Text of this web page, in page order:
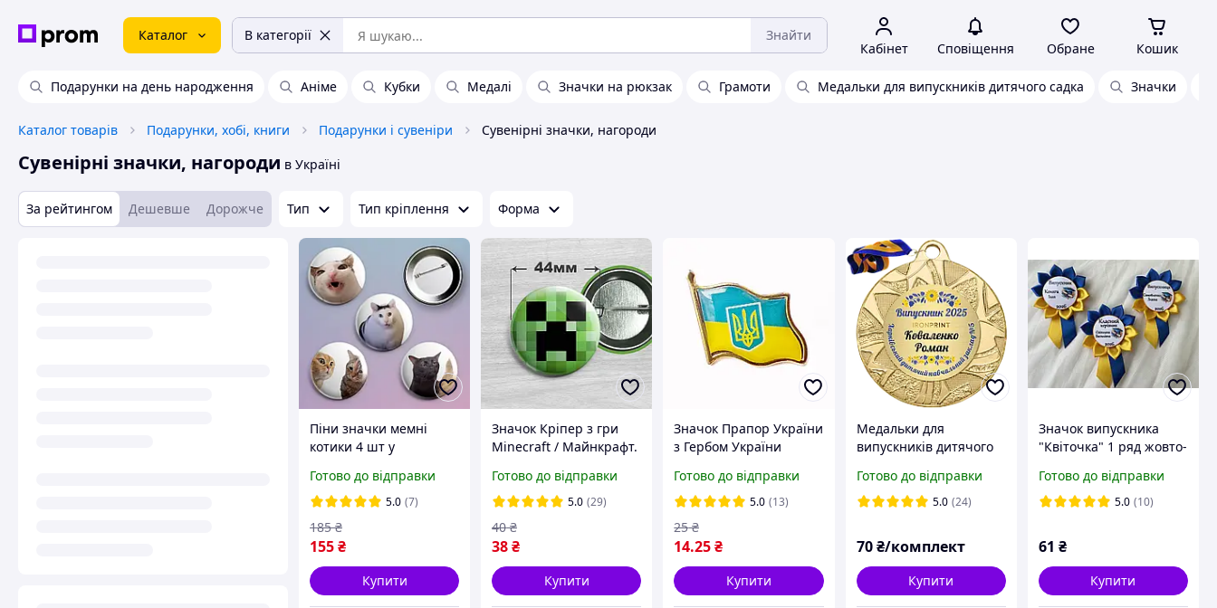
Каталог В категорії Знайти
Кабінет Сповіщення Обране Кошик
Подарунки на день народження Аніме Кубки Медалі Значки на рюкзак Грамоти Медальки для випускників дитячого садка Значки
Каталог товарів Подарунки, хобі, книги Подарунки і сувеніри Сувенірні значки, нагороди
Сувенірні значки, нагороди в Україні
За рейтингом Дешевше Дорожче Тип Тип кріплення Форма
Піни значки мемні
котики 4 шт у
Готово до відправки
5.0 (7)
155₴
185 ₴
Купити
Значок Кріпер з гри
Minecraft / Майнкрафт.
Готово до відправки
5.0 (29)
38₴
40 ₴
Купити
Значок Прапор України
з Гербом України
емальований
Готово до відправки
5.0 (13)
14.25₴
25 ₴
Купити
Медальки для
випускників дитячого
металеві медалі на
випускний у дитячому
випускникам у садок
Готово до відправки
5.0 (24)
70 ₴/комплект
Купити
Значок випускника
"Квіточка" 1 ряд жовто-
висота 15 см
Готово до відправки
5.0 (10)
61 ₴
Купити